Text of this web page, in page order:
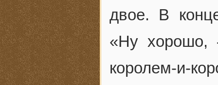
двое. В
«Ну хорошо,
королем-и-